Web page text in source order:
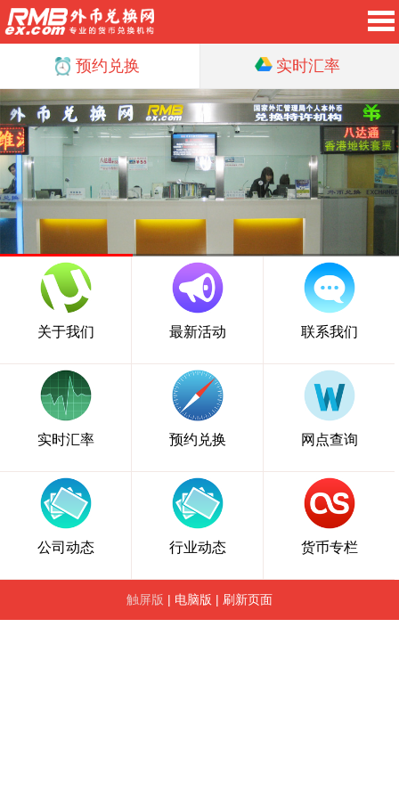
预约兑换 实时汇率
关于我们 最新活动 联系我们
实时汇率 预约兑换 网点查询
公司动态 行业动态 货币专栏
触屏版 | 电脑版 | 刷新页面